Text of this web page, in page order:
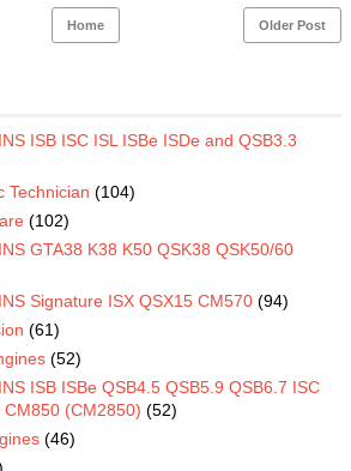
Older Post
Home
ISB ISC ISL ISBe ISDe and QSB3.3
Technician (104)
(102)
GTA38 K38 K50 QSK38 QSK50/60
Signature ISX QSX15 CM570 (94)
(61)
(52)
ISB ISBe QSB4.5 QSB5.9 QSB6.7 ISC
CM850 (CM2850) (52)
(46)